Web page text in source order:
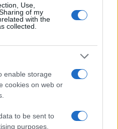
Use,
of my
with the
collected.
enable storage
cookies on web or
to be sent to
purposes.
Nordio per